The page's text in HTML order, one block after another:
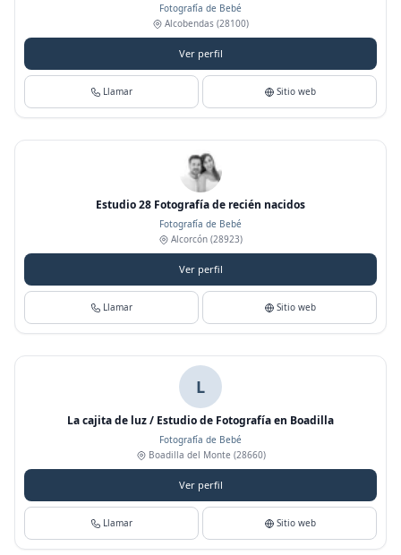
Fotografía de Bebé
Alcobendas (28100)
Ver perfil
Llamar Sitio web
Estudio 28 Fotografía de recién nacidos
Fotografía de Bebé
Alcorcón (28923)
Ver perfil
Llamar Sitio web
L
La cajita de luz / Estudio de Fotografía en Boadilla
Fotografía de Bebé
Boadilla del Monte (28660)
Ver perfil
Llamar Sitio web